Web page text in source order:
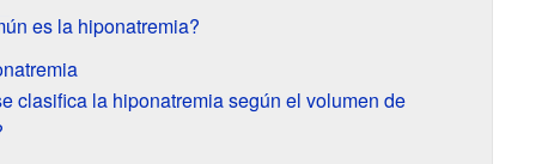
es la hiponatremia?
clasifica la hiponatremia según el volumen de